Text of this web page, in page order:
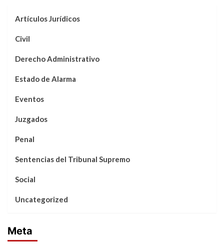
Artículos Jurídicos
Civil
Derecho Administrativo
Estado de Alarma
Eventos
Juzgados
Penal
Sentencias del Tribunal Supremo
Social
Uncategorized
Meta